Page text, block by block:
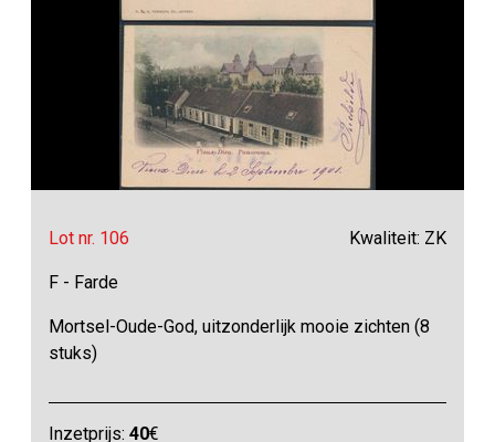
Lot nr. 106 Kwaliteit: ZK
F - Farde
Mortsel-Oude-God, uitzonderlijk mooie zichten (8
stuks)
Inzetprijs:40€